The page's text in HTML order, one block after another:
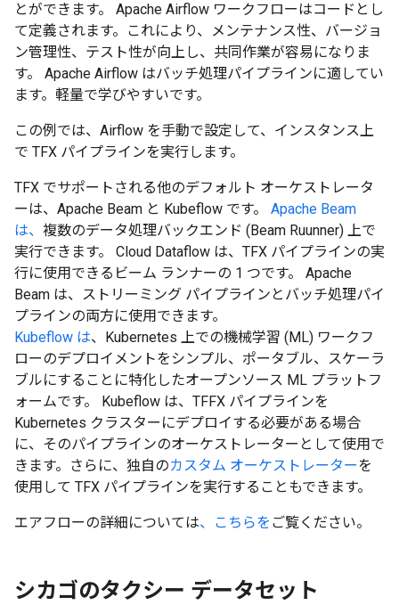
とができます。 Apache Airflow ワークフローはコードとし
て定義されます。これにより、メンテナンス性、バージョ
ン管理性、テスト性が向上し、共同作業が容易になりま
す。 Apache Airflow はバッチ処理パイプラインに適してい
ます。軽量で学びやすいです。
この例では、Airflow を手動で設定して、インスタンス上
で TFX パイプラインを実行します。
TFX でサポートされる他のデフォルト オーケストレータ
ーは、Apache Beam と Kubeflow です。 Apache Beam
は、 複数のデータ処理バックエンド (Beam Ruunner) 上で
実行できます。 Cloud Dataflow は、TFX パイプラインの実
行に使用できるビーム ランナーの 1 つです。 Apache
Beam は、ストリーミング パイプラインとバッチ処理パイ
プラインの両方に使用できます。
Kubeflow は、Kubernetes 上での機械学習 (ML) ワークフ
ローのデプロイメントをシンプル、ポータブル、スケーラ
ブルにすることに特化したオープンソース ML プラットフ
ォームです。 Kubeflow は、TFFX パイプラインを
Kubernetes クラスターにデプロイする必要がある場合
に、そのパイプラインのオーケストレーターとして使用で
きます。さらに、独自のカスタム オーケストレーターを
使用して TFX パイプラインを実行することもできます。
エアフローの詳細については、こちらを ご覧ください。
シカゴのタクシー データセット